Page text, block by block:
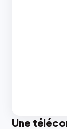
Une